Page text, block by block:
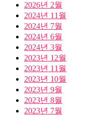
2026년 2월
2024년 11월
2024년 7월
2024년 6월
2024년 3월
2023년 12월
2023년 11월
2023년 10월
2023년 9월
2023년 8월
2023년 7월